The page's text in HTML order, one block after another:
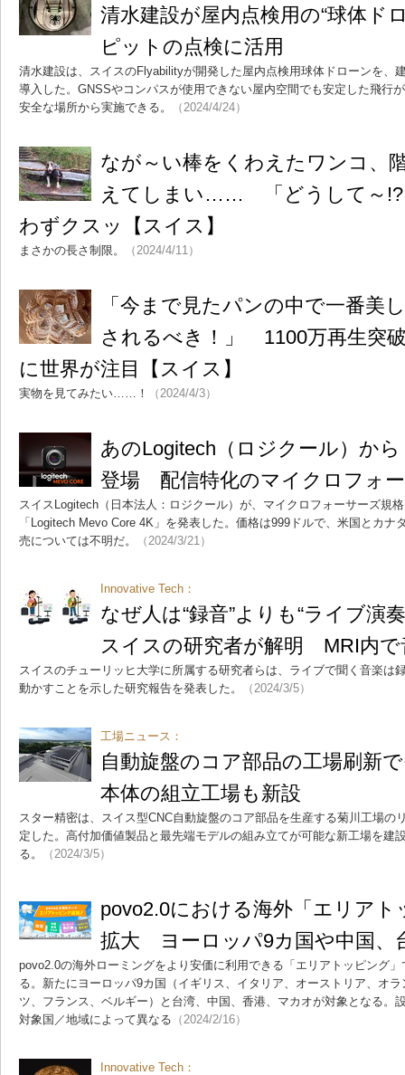
清水建設が屋内点検用の“球体ド
ピットの点検に活用
清水建設は、スイスのFlyabilityが開発した屋内点検用球体ドローンを、
導入した。GNSSやコンパスが使用できない屋内空間でも安定した飛行
安全な場所から実施できる。
（2024/4/24）
なが～い棒をくわえたワンコ、
えてしまい…… 「どうして～!?
わずクスッ【スイス】
まさかの長さ制限。 （2024/4/11）
「今まで見たパンの中で一番美
されるべき！」 1100万再生突
に世界が注目【スイス】
実物を見てみたい……！ （2024/4/3）
あのLogitech（ロジクール）か
登場 配信特化のマイクロフォ
スイスLogitech（日本法人：ロジクール）が、マイクロフォーサーズ規
「Logitech Mevo Core 4K」を発表した。価格は999ドルで、米国とカナ
売については不明だ。
（2024/3/21）
Innovative Tech：
なぜ人は“録音”よりも“ライブ
スイスの研究者が解明 MRI内で
スイスのチューリッヒ大学に所属する研究者らは、ライブで聞く音楽は
動かすことを示した研究報告を発表した。
（2024/3/5）
工場ニュース：
自動旋盤のコア部品の工場刷新
本体の組立工場も新設
スター精密は、スイス型CNC自動旋盤のコア部品を生産する菊川工場の
定した。高付加価値製品と最先端モデルの組み立てが可能な新工場を建
る。
（2024/3/5）
povo2.0における海外「エリアト
拡大 ヨーロッパ9カ国や中国、
povo2.0の海外ローミングをより安価に利用できる「エリアトッピング
る。新たにヨーロッパ9カ国（イギリス、イタリア、オーストリア、オ
ツ、フランス、ベルギー）と台湾、中国、香港、マカオが対象となる。
対象国／地域によって異なる （2024/2/16）
Innovative Tech：